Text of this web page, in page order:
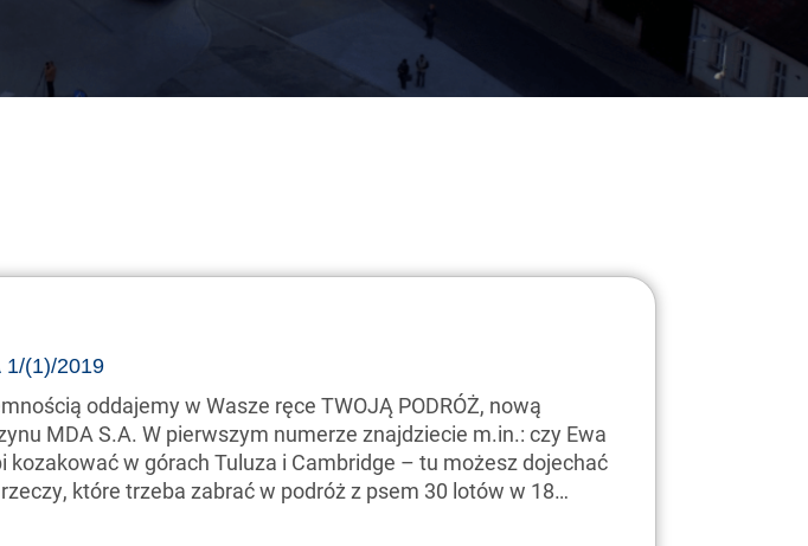
1/(1)/2019
oddajemy w Wasze ręce TWOJĄ PODRÓŻ, nową
MDA S.A. W pierwszym numerze znajdziecie m.in.: czy Ewa
kozakować w górach Tuluza i Cambridge – tu możesz dojechać
które trzeba zabrać w podróż z psem 30 lotów w 18